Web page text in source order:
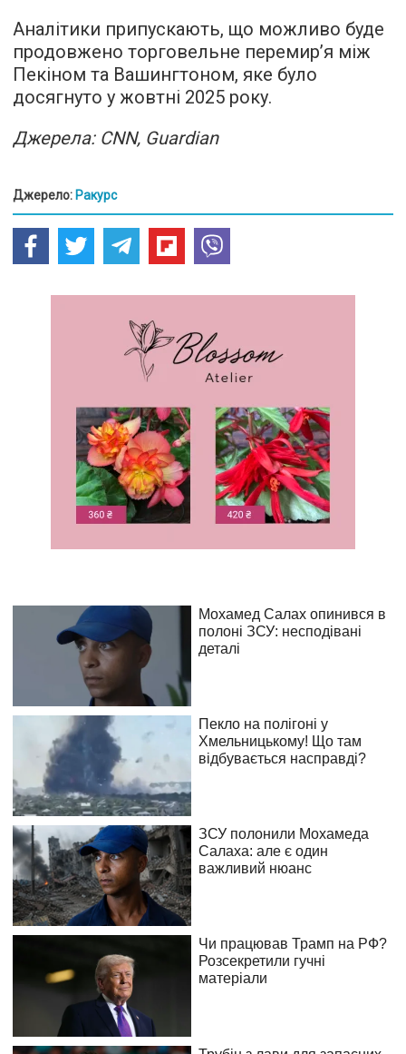
Аналітики припускають, що можливо буде
продовжено торговельне перемир’я між
Пекіном та Вашингтоном, яке було
досягнуто у жовтні 2025 року.
Джерела: CNN, Guardian
Джерело: Ракурс